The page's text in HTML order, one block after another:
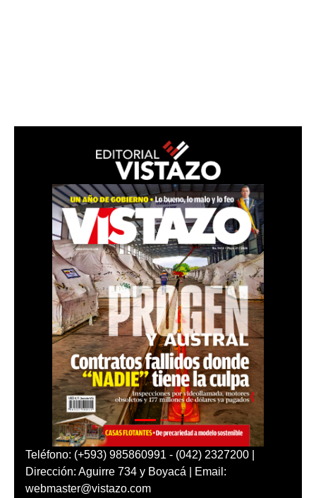
Teléfono: (+593) 985860991 - (042) 2327200 |
Dirección: Aguirre 734 y Boyacá | Email:
webmaster@vistazo.com